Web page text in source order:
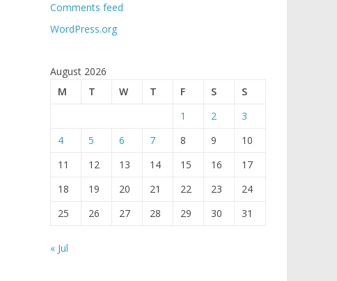
Comments feed
WordPress.org
August 2026
M
T W T F S
S
1
2
3
4
5 6 7 8 9
10
11
12 13 14 15 16
17
18
19 20 21 22 23
24
25
26 27 28 29 30 31
« Jul